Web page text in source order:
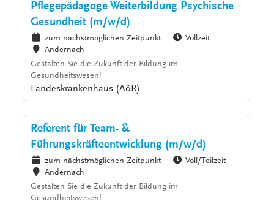
Pflegepädagoge Weiterbildung Psychische
Gesundheit (m/w/d)
zum nächstmöglichen Zeitpunkt
Vollzeit
Andernach
Gestalten Sie die Zukunft der Bildung im
Gesundheitswesen!
Landeskrankenhaus (AöR)
Referent für Team- &
Führungskräfteentwicklung (m/w/d)
zum nächstmöglichen Zeitpunkt
Voll/Teilzeit
Andernach
Gestalten Sie die Zukunft der Bildung im
Gesundheitswesen!